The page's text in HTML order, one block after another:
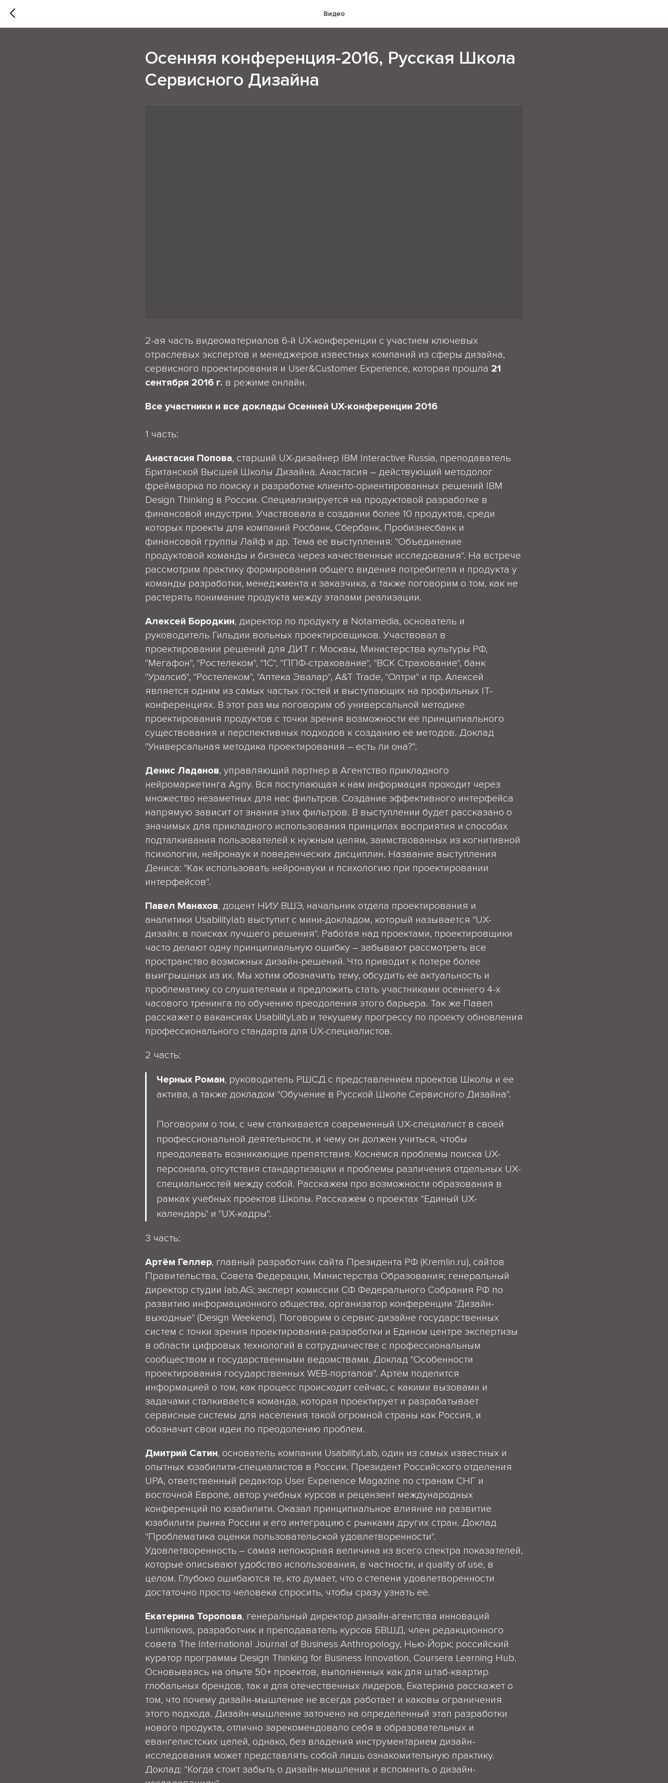
Видео
Осенняя конференция-2016, Русская Школа
Сервисного Дизайна
2-ая часть видеоматериалов 6-й UX-конференции с участием ключевых
отраслевых экспертов и менеджеров известных компаний из сферы дизайна,
сервисного проектирования и User&Customer Experience, которая прошла 21
сентября 2016 г. в режиме онлайн.
Все участники и все доклады Осенней UX-конференции 2016
1 часть:
Анастасия Попова, cтарший UX-дизайнер IBM Interactive Russia, преподаватель
Британской Высшей Школы Дизайна. Анастасия – действующий методолог
фреймворка по поиску и разработке клиенто-ориентированных решений IBM
Design Thinking в России. Специализируется на продуктовой разработке в
финансовой индустрии. Участвовала в создании более 10 продуктов, среди
которых проекты для компаний Росбанк, Сбербанк, Пробизнесбанк и
финансовой группы Лайф и др. Тема её выступления: "Объединение
продуктовой команды и бизнеса через качественные исследования". На встрече
рассмотрим практику формирования общего видения потребителя и продукта у
команды разработки, менеджмента и заказчика, а также поговорим о том, как не
растерять понимание продукта между этапами реализации.
Алексей Бородкин, директор по продукту в Notamedia, основатель и
руководитель Гильдии вольных проектировщиков. Участвовал в
проектировании решений для ДИТ г. Москвы, Министерства культуры РФ,
"Мегафон", "Ростелеком", "1С", "ППФ-страхование", "ВСК Страхование", банк
"Уралсиб", "Ростелеком", "Аптека Эвалар", A&T Trade, "Олтри" и пр. Алексей
является одним из самых частых гостей и выступающих на профильных IT-
конференциях. В этот раз мы поговорим об универсальной методике
проектирования продуктов с точки зрения возможности её принципиального
существования и перспективных подходов к созданию её методов. Доклад
"Универсальная методика проектирования – есть ли она?".
Денис Ладанов, управляющий партнер в Агентство прикладного
нейромаркетинга Agny. Вся поступающая к нам информация проходит через
множество незаметных для нас фильтров. Создание эффективного интерфейса
напрямую зависит от знания этих фильтров. В выступлении будет рассказано о
значимых для прикладного использования принципах восприятия и способах
подталкивания пользователей к нужным целям, заимствованных из когнитивной
психологии, нейронаук и поведенческих дисциплин. Название выступления
Дениса: "Как использовать нейронауки и психологию при проектировании
интерфейсов".
Павел Манахов, доцент НИУ ВШЭ, начальник отдела проектирования и
аналитики Usabilitylab выступит с мини-докладом, который называется "UX-
дизайн: в поисках лучшего решения". Работая над проектами, проектировщики
часто делают одну принципиальную ошибку – забывают рассмотреть все
пространство возможных дизайн-решений. Что приводит к потере более
выигрышных из их. Мы хотим обозначить тему, обсудить её актуальность и
проблематику со слушателями и предложить стать участниками осеннего 4-х
часового тренинга по обучению преодоления этого барьера. Так же Павел
расскажет о вакансиях UsabilityLab и текущему прогрессу по проекту обновления
профессионального стандарта для UX-специалистов.
2 часть:
Черных Роман, руководитель РШСД с представлением проектов Школы и ее
актива, а также докладом "Обучение в Русской Школе Сервисного Дизайна".
Поговорим о том, с чем сталкивается современный UX-специалист в своей
профессиональной деятельности, и чему он должен учиться, чтобы
преодолевать возникающие препятствия. Коснёмся проблемы поиска UX-
персонала, отсутствия стандартизации и проблемы различения отдельных UX-
специальностей между собой. Расскажем про возможности образования в
рамках учебных проектов Школы. Расскажем о проектах "Единый UX-
календарь" и "UX-кадры".
3 часть:
Артём Геллер, главный разработчик сайта Президента РФ (Kremlin.ru), сайтов
Правительства, Совета Федерации, Министерства Образования; генеральный
директор студии lab.AG; эксперт комиссии СФ Федерального Собрания РФ по
развитию информационного общества, организатор конференции "Дизайн-
выходные" (Design Weekend). Поговорим о сервис-дизайне государственных
систем c точки зрения проектирования-разработки и Едином центре экспертизы
в области цифровых технологий в сотрудничестве с профессиональным
сообществом и государственными ведомствами. Доклад "Особенности
проектирования государственных WEB-порталов". Артём поделится
информацией о том, как процесс происходит сейчас, с какими вызовами и
задачами сталкивается команда, которая проектирует и разрабатывает
сервисные системы для населения такой огромной страны как Россия, и
обозначит свои идеи по преодолению проблем.
Дмитрий Сатин, основатель компании UsabilityLab, один из самых известных и
опытных юзабилити-специалистов в России. Президент Российского отделения
UPA, ответственный редактор User Experience Magazine по странам СНГ и
восточной Европе, автор учебных курсов и рецензент международных
конференций по юзабилити. Оказал принципиальное влияние на развитие
юзабилити рынка России и его интеграцию с рынками других стран. Доклад
"Проблематика оценки пользовательской удовлетворенности".
Удовлетворенность – самая непокорная величина из всего спектра показателей,
которые описывают удобство использования, в частности, и quality of use, в
целом. Глубоко ошибаются те, кто думает, что о степени удовлетворенности
достаточно просто человека спросить, чтобы сразу узнать её.
Екатерина Торопова, генеральный директор дизайн-агентства инноваций
Lumiknows, разработчик и преподаватель курсов БВШД, член редакционного
совета The International Journal of Business Anthropology, Нью-Йорк; российский
куратор программы Design Thinking for Business Innovation, Сoursera Learning Hub.
Основываясь на опыте 50+ проектов, выполненных как для штаб-квартир
глобальных брендов, так и для отечественных лидеров, Екатерина расскажет о
том, что почему дизайн-мышление не всегда работает и каковы ограничения
этого подхода. Дизайн-мышление заточено на определенный этап разработки
нового продукта, отлично зарекомендовало себя в образовательных и
евангелистских целей, однако, без владения инструментарием дизайн-
исследования может представлять собой лишь ознакомительную практику.
Доклад: "Когда стоит забыть о дизайн-мышлении и вспомнить о дизайн-